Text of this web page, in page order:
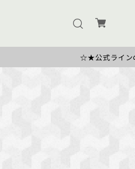
☆★公式ラインのお友だち追加で